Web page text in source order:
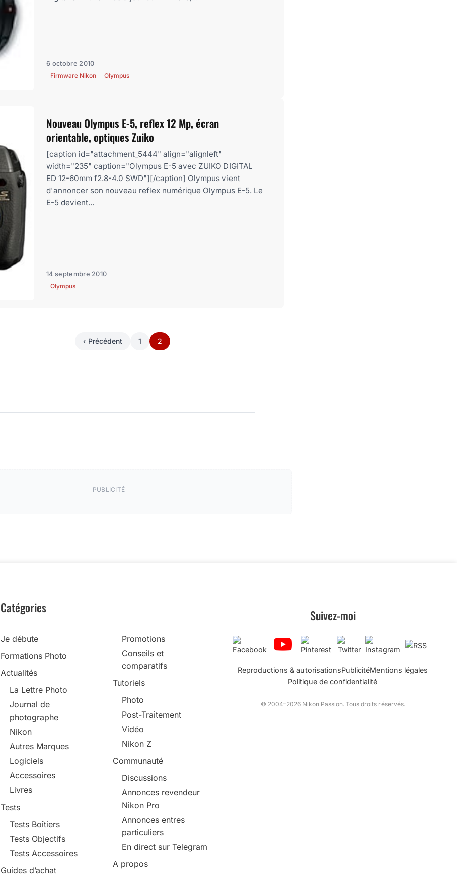
6 octobre 2010
Firmware Nikon
Olympus
Nouveau Olympus E-5, reflex 12 Mp, écran
orientable, optiques Zuiko
[caption id="attachment_5444" align="alignleft"
width="235" caption="Olympus E-5 avec ZUIKO DIGITAL
ED 12-60mm f2.8-4.0 SWD"][/caption] Olympus vient
d'annoncer son nouveau reflex numérique Olympus E-5. Le
E-5 devient...
14 septembre 2010
Olympus
‹ Précédent 1 2
PUBLICITÉ
Catégories
Je débute
Formations Photo
Actualités
La Lettre Photo
Journal de
photographe
Nikon
Autres Marques
Logiciels
Accessoires
Livres
Tests
Tests Boîtiers
Tests Objectifs
Tests Accessoires
Guides d’achat
Promotions
Conseils et
comparatifs
Tutoriels
Photo
Post-Traitement
Vidéo
Nikon Z
Communauté
Discussions
Annonces revendeur
Nikon Pro
Annonces entres
particuliers
En direct sur Telegram
A propos
Suivez-moi
Reproductions & autorisationsPublicitéMentions légales
Politique de confidentialité
© 2004–2026 Nikon Passion. Tous droits réservés.